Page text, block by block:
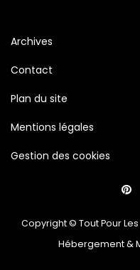
Archives
Contact
Plan du site
Mentions légales
Gestion des cookies
Copyright © Tout Pour
Hébergement &